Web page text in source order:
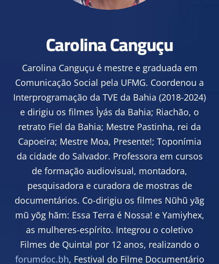
Carolina Canguçu
Carolina Canguçu é mestre e graduada em
Comunicação Social pela UFMG. Coordenou a
Interprogramação da TVE da Bahia (2018-2024)
e dirigiu os filmes Ìyás da Bahia; Riachão, o
retrato Fiel da Bahia; Mestre Pastinha, rei da
Capoeira; Mestre Moa, Presente!; Toponímia
da cidade do Salvador. Professora em cursos
de formação audiovisual, montadora,
pesquisadora e curadora de mostras de
documentários. Co-dirigiu os filmes Nũhũ yãg
mũ yõg hãm: Essa Terra é Nossa! e Yamiyhex,
as mulheres-espírito. Integrou o coletivo
Filmes de Quintal por 12 anos, realizando o
forumdoc.bh, Festival do Filme Documentário